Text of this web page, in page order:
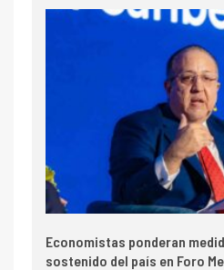
Economistas ponderan
sostenido del país en Foro